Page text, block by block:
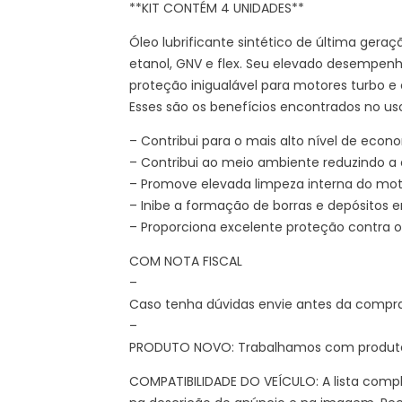
**KIT CONTÉM 4 UNIDADES**
Óleo lubrificante sintético de última
etanol, GNV e flex. Seu elevado
proteção inigualável para motores turbo
Esses são os benefícios encontrados no
– Contribui para o mais alto nível de
– Contribui ao meio ambiente reduzindo
– Promove elevada limpeza interna do
– Inibe a formação de borras e depósitos
– Proporciona excelente proteção contra
COM NOTA FISCAL
–
Caso tenha dúvidas envie antes da
–
PRODUTO NOVO: Trabalhamos com
COMPATIBILIDADE DO VEÍCULO: A lista